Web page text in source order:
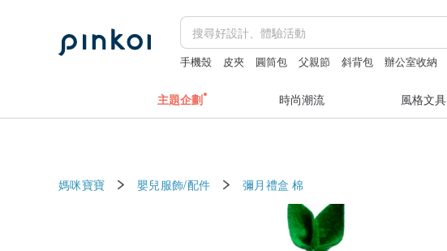
手機殼 皮夾 圓筒包 父親節 斜背包 辦公室收納
主題企劃 時尚潮流 風格文具
媽咪寶寶 嬰兒服飾/配件 彌月禮盒 棉